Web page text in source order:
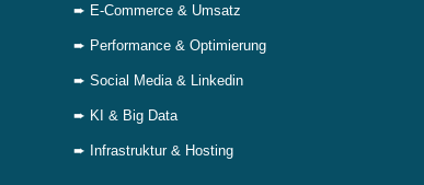
➨ E-Commerce & Umsatz
➨ Performance & Optimierung
➨ Social Media & Linkedin
➨ KI & Big Data
➨ Infrastruktur & Hosting